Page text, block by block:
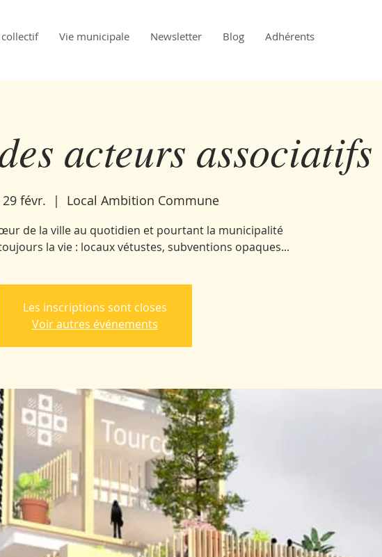
Vie municipale Newsletter Blog Adhérents
acteurs associatifs
févr.
  |
Local Ambition Commune
de la ville au quotidien et pourtant la municipalité
la vie : locaux vétustes, subventions opaques...
Les inscriptions sont closes
Voir autres événements